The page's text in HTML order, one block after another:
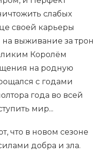
слабых
своей карьеры
выживание за трон
Королём
на родную
с годами
года во всей
мир...
что в новом сезоне
добра и зла.